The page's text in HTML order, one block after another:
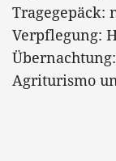
Tragegepäck:
Agriturismo